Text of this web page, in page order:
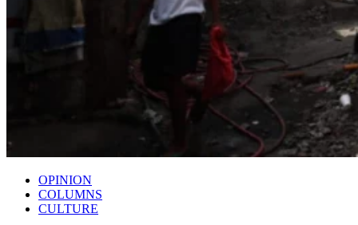
OPINION
COLUMNS
CULTURE